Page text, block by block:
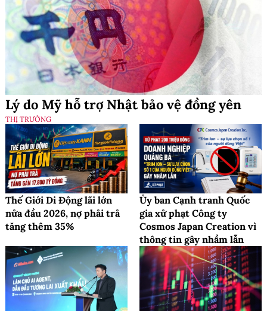
Lý do Mỹ hỗ trợ Nhật bảo vệ đồng yên
THỊ TRƯỜNG
Thế Giới Di Động lãi lớn
nửa đầu 2026, nợ phải trả
tăng thêm 35%
Ủy ban Cạnh tranh Quốc
gia xử phạt Công ty
Cosmos Japan Creation vì
thông tin gây nhầm lẫn